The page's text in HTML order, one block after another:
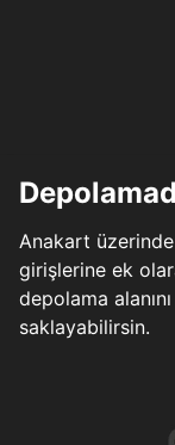
Anakart
girişlerine ek
depolama
saklayabilirsin.